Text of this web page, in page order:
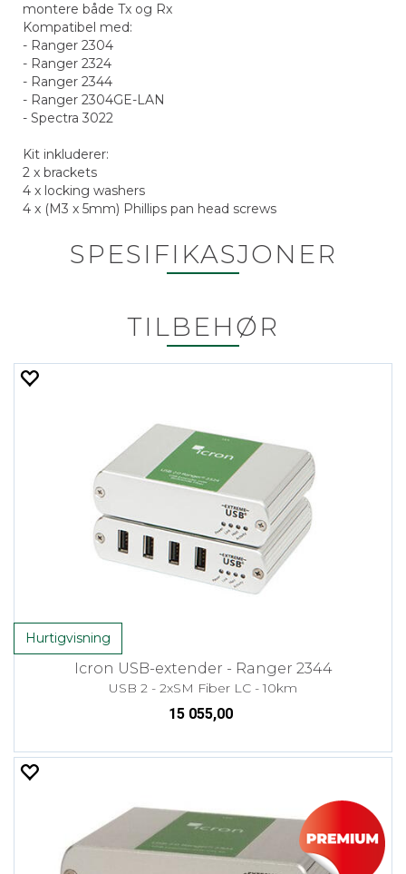
montere både Tx og Rx
Kompatibel med:
- Ranger 2304
- Ranger 2324
- Ranger 2344
- Ranger 2304GE-LAN
- Spectra 3022
Kit inkluderer:
2 x brackets
4 x locking washers
4 x (M3 x 5mm) Phillips pan head screws
SPESIFIKASJONER
TILBEHØR
Hurtigvisning
Icron USB-extender - Ranger 2344
USB 2 - 2xSM Fiber LC - 10km
15 055,00